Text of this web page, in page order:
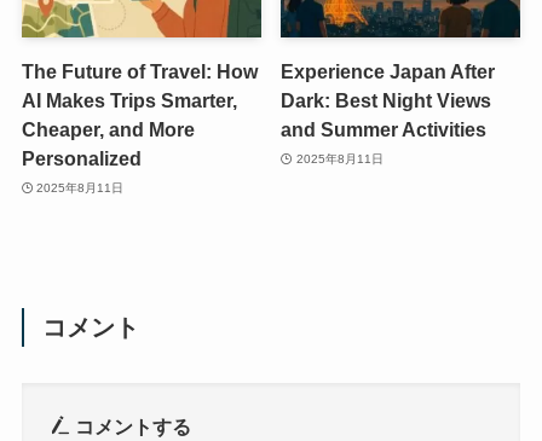
The Future of Travel: How
AI Makes Trips Smarter,
Cheaper, and More
Personalized
2025年8月11日
Experience Japan After
Dark: Best Night Views
and Summer Activities
2025年8月11日
コメント
コメントする